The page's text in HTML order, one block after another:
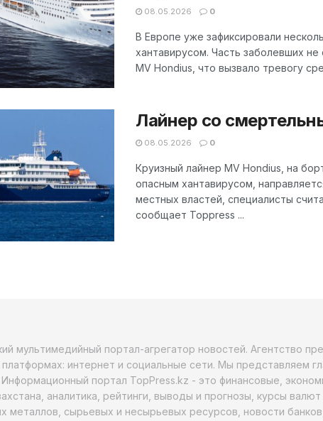
08.05.2026 0
В Европе уже зафиксировали
хантавирусом. Часть заболевших
MV Hondius, что вызвало тревогу
Лайнер со
08.05.2026 0
Круизный лайнер MV Hondius, на
опасным хантавирусом,
местных властей, специалисты
сообщает Toppress ...
мультимедийный портал-агрегатор новостей. Агентство
интернет и социальные сети. Мы представляем
портал TopPress.kz - это финансовые,
аналитика, рейтинги, выводы и прогнозы, курсы
металлов, сырьевых и несырьевых ресурсов, новости